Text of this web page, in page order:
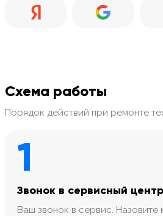
Схема работы
Порядок действий при ремонте
1
Звонок в сервисный центр
Ваш звонок в сервис. Назовите